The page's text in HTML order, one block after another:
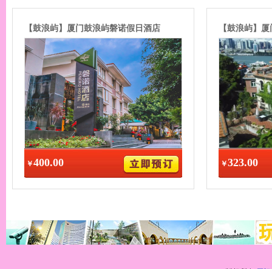
【鼓浪屿】 厦门鼓浪屿磐诺假日酒店
￥400.00
【鼓浪屿】 厦
￥323.00